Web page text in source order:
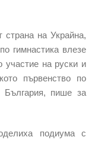
страна на Украйна,
гимнастика влезе
участие на руски и
първенство по
България, пише за
подиума с